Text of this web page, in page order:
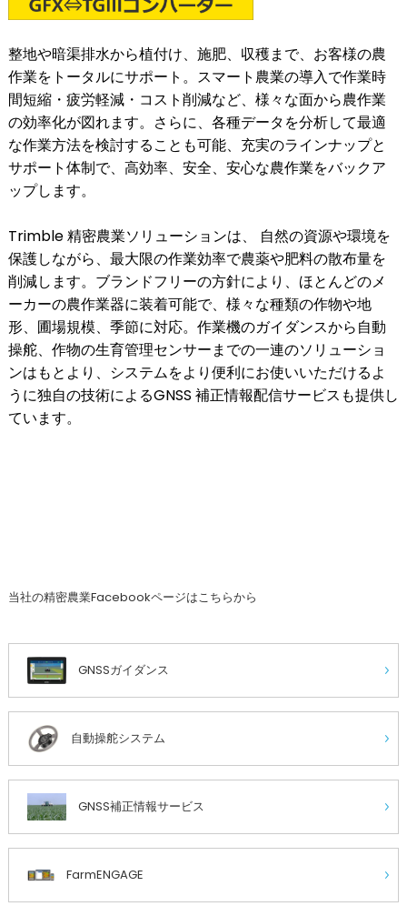
整地や暗渠排水から植付け、施肥、収穫まで、お客様の農
作業をトータルにサポート。スマート農業の導入で作業時
間短縮・疲労軽減・コスト削減など、様々な面から農作業
の効率化が図れます。さらに、各種データを分析して最適
な作業方法を検討することも可能、充実のラインナップと
サポート体制で、高効率、安全、安心な農作業をバックア
ップします。
Trimble 精密農業ソリューションは、 自然の資源や環境を
保護しながら、最大限の作業効率で農薬や肥料の散布量を
削減します。ブランドフリーの方針により、ほとんどのメ
ーカーの農作業器に装着可能で、様々な種類の作物や地
形、圃場規模、季節に対応。作業機のガイダンスから自動
操舵、作物の生育管理センサーまでの一連のソリューショ
ンはもとより、システムをより便利にお使いいただけるよ
うに独自の技術によるGNSS 補正情報配信サービスも提供し
ています。
当社の精密農業Facebookページはこちらから
GNSSガイダンス
自動操舵システム
GNSS補正情報サービス
FarmENGAGE